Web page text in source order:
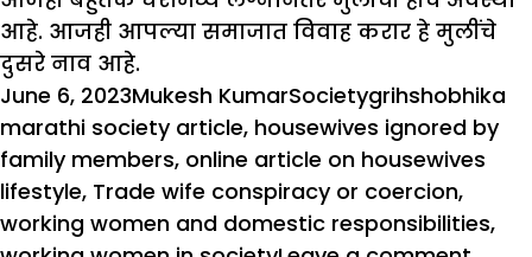
आहे. आजही आपल्या समाजात विवाह करार हे मुलींचे
दुसरे नाव आहे.
Posted
on
June 6, 2023Author
Mukesh KumarCategories
SocietyTags
grihshobhika
marathi society article, housewives ignored by
family members, online article on housewives
lifestyle, Trade wife conspiracy or coercion,
working women and domestic responsibilities,